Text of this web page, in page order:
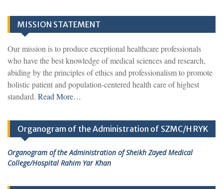
MISSION STATEMENT
Our mission is to produce exceptional healthcare professionals
who have the best knowledge of medical sciences and research,
abiding by the principles of ethics and professionalism to promote
holistic patient and population-centered health care of highest
standard. Read More…
Organogram of the Administration of SZMC/H RYK
Organogram of the Administration of Sheikh Zayed Medical
College/Hospital Rahim Yar Khan